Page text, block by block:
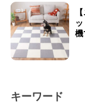
機
キーワード